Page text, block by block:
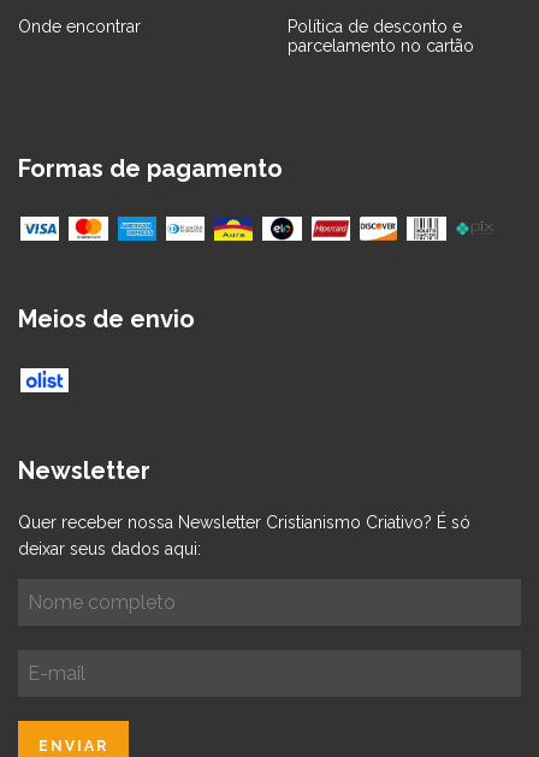
Onde encontrar
Política de desconto e
parcelamento no cartão
Formas de pagamento
Meios de envio
Newsletter
Quer receber nossa Newsletter Cristianismo Criativo? É só
deixar seus dados aqui: